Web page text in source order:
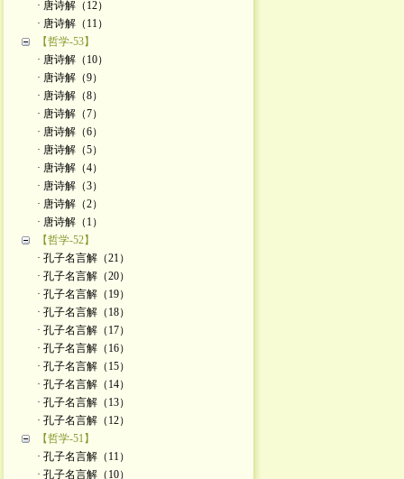
· 唐诗解（12）
· 唐诗解（11）
【哲学-53】
· 唐诗解（10）
· 唐诗解（9）
· 唐诗解（8）
· 唐诗解（7）
· 唐诗解（6）
· 唐诗解（5）
· 唐诗解（4）
· 唐诗解（3）
· 唐诗解（2）
· 唐诗解（1）
【哲学-52】
· 孔子名言解（21）
· 孔子名言解（20）
· 孔子名言解（19）
· 孔子名言解（18）
· 孔子名言解（17）
· 孔子名言解（16）
· 孔子名言解（15）
· 孔子名言解（14）
· 孔子名言解（13）
· 孔子名言解（12）
【哲学-51】
· 孔子名言解（11）
· 孔子名言解（10）